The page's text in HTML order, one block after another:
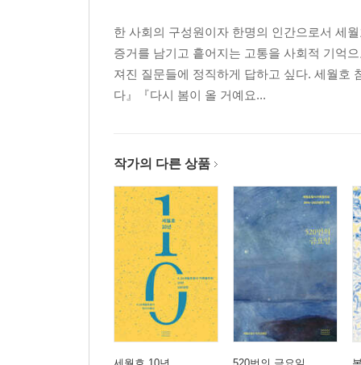
한 사회의 구성원이자 한명의 인간으로서 세
증거를 남기고 흩어지는 고통을 사회적 기억
져진 질문들에 정직하게 답하고 싶다. 세월호
다』『다시 봄이 올 거예요...
작가의 다른 상품